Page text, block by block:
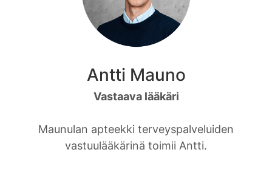
Antti Mauno
Vastaava lääkäri
Maunulan apteekki terveyspalveluiden
vastuulääkärinä toimii Antti.